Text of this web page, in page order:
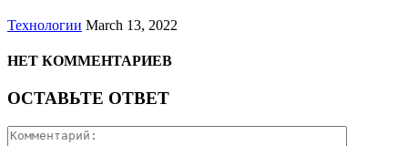
Технологии March 13, 2022
НЕТ КОММЕНТАРИЕВ
ОСТАВЬТЕ ОТВЕТ